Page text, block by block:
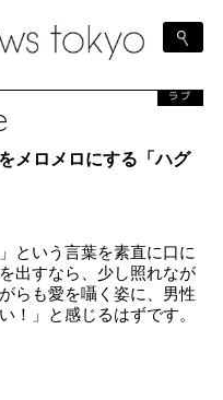
ラブ
メロメロにする「ハグ
という言葉を素直に口に
出すなら、少し照れなが
らも愛を囁く姿に、男性
！」と感じるはずです。